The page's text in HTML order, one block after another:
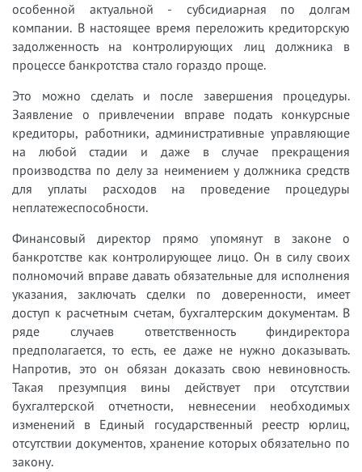
особенной актуальной - субсидиарная по долгам
компании. В настоящее время переложить кредиторскую
задолженность на контролирующих лиц должника в
процессе банкротства стало гораздо проще.
Это можно сделать и после завершения процедуры.
Заявление о привлечении вправе подать конкурсные
кредиторы, работники, административные управляющие
на любой стадии и даже в случае прекращения
производства по делу за неимением у должника средств
для уплаты расходов на проведение процедуры
неплатежеспособности.
Финансовый директор прямо упомянут в законе о
банкротстве как контролирующее лицо. Он в силу своих
полномочий вправе давать обязательные для исполнения
указания, заключать сделки по доверенности, имеет
доступ к расчетным счетам, бухгалтерским документам. В
ряде случаев ответственность финдиректора
предполагается, то есть, ее даже не нужно доказывать.
Напротив, это он обязан доказать свою невиновность.
Такая презумпция вины действует при отсутствии
бухгалтерской отчетности, невнесении необходимых
изменений в Единый государственный реестр юрлиц,
отсутствии документов, хранение которых обязательно по
закону.